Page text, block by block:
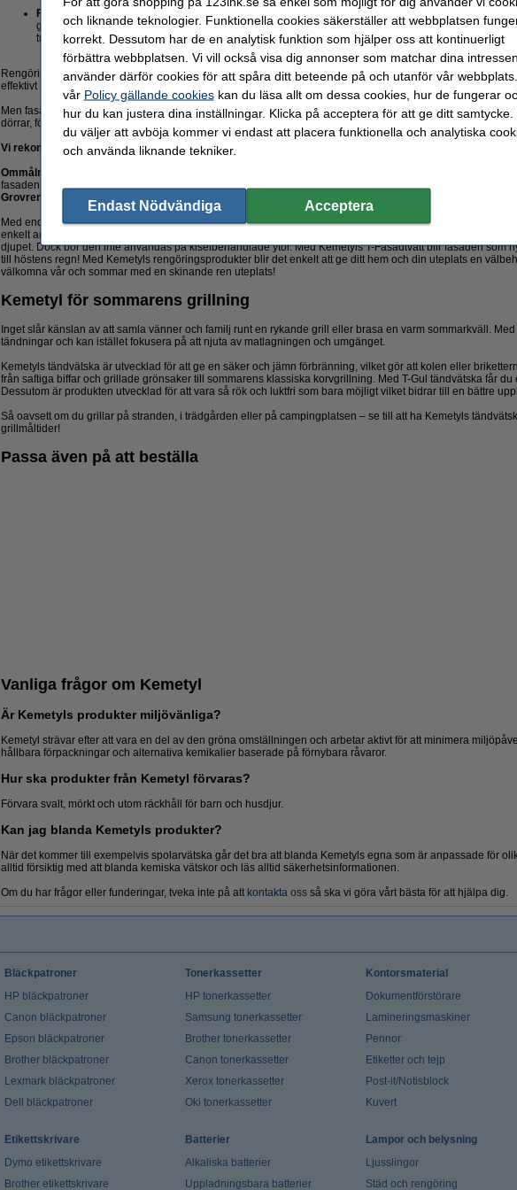
Fasadtvätt– Ge ditt hus en välbehövlig uppfräschning med Kemetyls T-Fasadtvätt! Med tiden
göra den matt och livlös. En ordentlig rengöring gör inte bara huset mer inbjudande – det förlänger
träet från slitage.
Rengöringsmedlet är särskilt utvecklat för att rengöra behandlade och målade träfasader och är ett perfekt
effektivt lösa upp smuts och avlagringar ser den till att färgen fäster bättre och håller längre, vilket ger ett
Men fasadtvätten har fler användningsområden! Den kan även användas för att rengöra andra målade
dörrar, fönster och utemöbler. Oavsett om ytan är målad, laserad eller betsad, hjälper T-Fasadtvätt till att
Vi rekommenderar att använda rengöringen för bland annat:
Ommålning
fasaden fräsch året runt.
Grovrengöring
– Löser upp tuff smuts och påväxt när fasaden eller andra träytor behöver en rejäl
Med endast 1 liter koncentrerad T-Fasadtvätt kan du tvätta rent hela 75 m², vilket gör den mycket effektiv
enkelt anpassas beroende på hur smutsig ytan är. Produkten innehåller inget blekmedel och är ett
djupet. Dock bör den inte användas på kiselbehandlade ytor. Med Kemetyls T-Fasadtvätt blir fasaden som
till höstens regn! Med Kemetyls rengöringsprodukter blir det enkelt att ge ditt hem och din uteplats en
välkomna vår och sommar med en skinande ren uteplats!
Kemetyl för sommarens grillning
Inget slår känslan av att samla vänner och familj runt en rykande grill eller brasa en varm sommarkväll.
tändningar och kan istället fokusera på att njuta av matlagningen och umgänget.
Kemetyls tändvätska är utvecklad för att ge en säker och jämn förbränning, vilket gör att kolen eller
från saftiga biffar och grillade grönsaker till sommarens klassiska korvgrillning. Med T-Gul tändvätska får
Dessutom är produkten utvecklad för att vara så rök och luktfri som bara möjligt vilket bidrar till en bättre
Så oavsett om du grillar på stranden, i trädgården eller på campingplatsen – se till att ha Kemetyls
grillmåltider!
Passa även på att beställa
Dammsugarpåsar
Vanliga frågor om Kemetyl
Är Kemetyls produkter miljövänliga?
Kemetyl strävar efter att vara en del av den gröna omställningen och arbetar aktivt för att minimera
hållbara förpackningar och alternativa kemikalier baserade på förnybara råvaror.
Hur ska produkter från Kemetyl förvaras?
Förvara svalt, mörkt och utom räckhåll för barn och husdjur.
Kan jag blanda Kemetyls produkter?
När det kommer till exempelvis spolarvätska går det bra att blanda Kemetyls egna som är anpassade för
alltid försiktig med att blanda kemiska vätskor och läs alltid säkerhetsinformationen.
Om du har frågor eller funderingar, tveka inte på att kontakta oss så ska vi göra vårt bästa för att hjälpa dig.
Bläckpatroner
HP bläckpatroner
Canon bläckpatroner
Epson bläckpatroner
Brother bläckpatroner
Lexmark bläckpatroner
Dell bläckpatroner
Tonerkassetter
HP tonerkassetter
Samsung tonerkassetter
Brother tonerkassetter
Canon tonerkassetter
Xerox tonerkassetter
Oki tonerkassetter
Kontorsmaterial
Dokumentförstörare
Lamineringsmaskiner
Pennor
Etiketter och tejp
Post-it/Notisblock
Kuvert
Etikettskrivare
Dymo etikettskrivare
Brother etikettskrivare
Batterier
Alkaliska batterier
Uppladningsbara batterier
Lampor och belysning
Ljusslingor
Städ och rengöring
och liknande teknologier. Funktionella cookies säkerställer att webbplatsen
korrekt. Dessutom har de en analytisk funktion som hjälper oss att kontinuerligt
förbättra webbplatsen. Vi vill också visa dig annonser som matchar dina
använder därför cookies för att spåra ditt beteende på och utanför vår
vår Policy gällande cookieskan du läsa allt om dessa cookies, hur de fungerar
hur du kan justera dina inställningar. Klicka på acceptera för att ge ditt samtycke.
du väljer att avböja kommer vi endast att placera funktionella och analytiska
och använda liknande tekniker.
Endast Nödvändiga Acceptera